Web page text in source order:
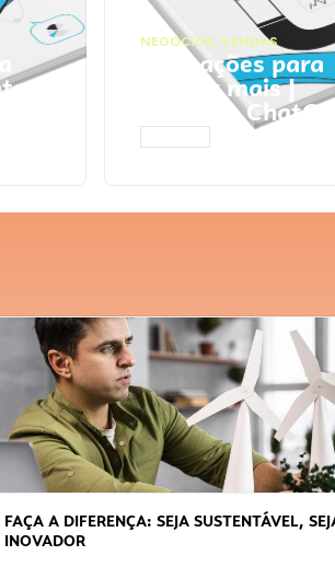
NEGÓCIOS, VENDAS
Faça ações para
vender mais |
Prompts ChatGPT
APRENDA A GERENCIAR O SEU TEMPO